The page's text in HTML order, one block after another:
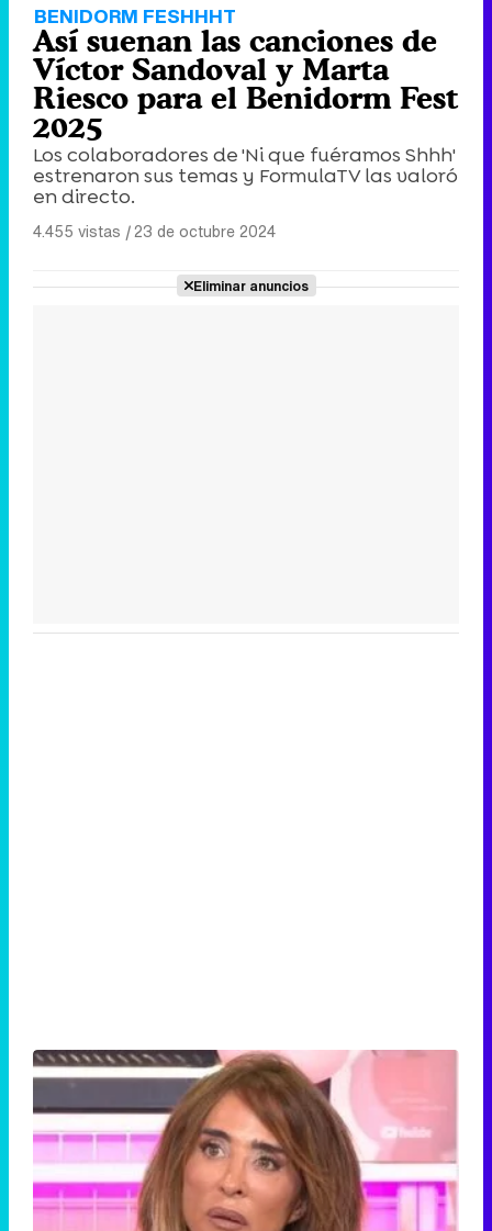
BENIDORM FESHHHT
Así suenan las canciones de
Víctor Sandoval y Marta
Riesco para el Benidorm Fest
2025
Los colaboradores de 'Ni que fuéramos Shhh'
estrenaron sus temas y FormulaTV las valoró
en directo.
4.455 vistas |23 de octubre 2024
Eliminar anuncios